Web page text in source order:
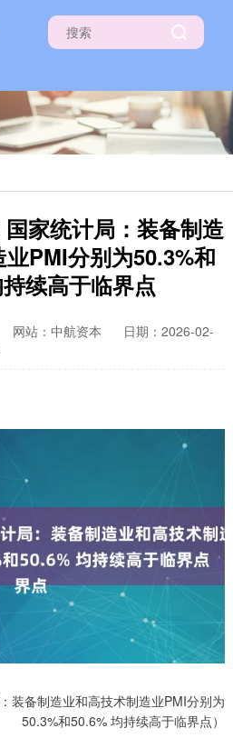
家统计局：装备制造
PMI分别为50.3%和
续高于临界点
网站：中航资本
日期：2026-02-
装备制造业和高技术制造业PMI分别为
50.3%和50.6% 均持续高于临界点）